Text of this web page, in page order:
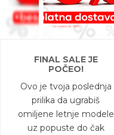
FINAL SALE JE
POČEO!
Ovo je tvoja poslednja
prilika da ugrabiš
omiljene letnje modele
uz popuste do čak